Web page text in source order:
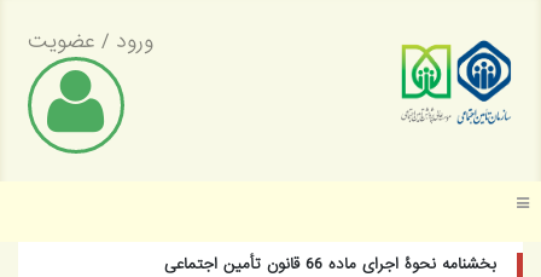
موسسه عالی پژوهش تأمین اجتماعی
ورود/عضویت
بخشنامه نحوۀ اجرای ماده 66 قانون تأمین اجتماعی